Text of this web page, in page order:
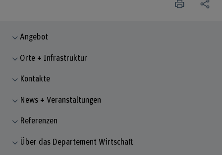
Angebot
Orte + Infrastruktur
Kontakte
News + Veranstaltungen
Referenzen
Über das Departement Wirtschaft